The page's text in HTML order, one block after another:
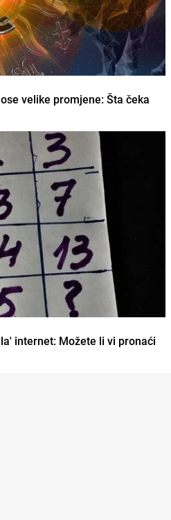
velike promjene: Šta čeka
internet: Možete li vi pronaći